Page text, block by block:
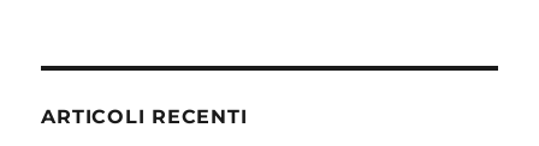
ARTICOLI RECENTI